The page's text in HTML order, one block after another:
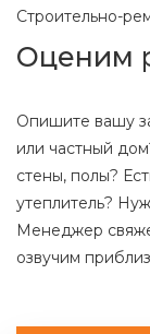
Строительно-
Оценим
Опишите вашу
или частный
стены, полы?
утеплитель?
Менеджер
озвучим